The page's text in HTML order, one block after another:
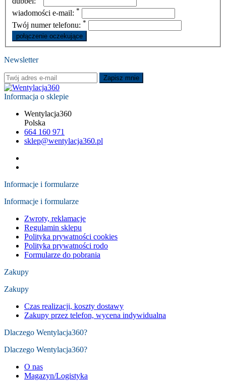
wiadomości e-mail: *
Twój numer telefonu: *
Newsletter
Zapisz mnie
Informacja o sklepie
Wentylacja360
Polska
664 160 971
sklep@wentylacja360.pl
Informacje i formularze
Informacje i formularze
Zwroty, reklamacje
Regulamin sklepu
Polityka prywatności cookies
Polityka prywatności rodo
Formularze do pobrania
Zakupy
Zakupy
Czas realizacji, koszty dostawy
Zakupy przez telefon, wycena indywidualna
Dlaczego Wentylacja360?
Dlaczego Wentylacja360?
O nas
Magazyn/Logistyka